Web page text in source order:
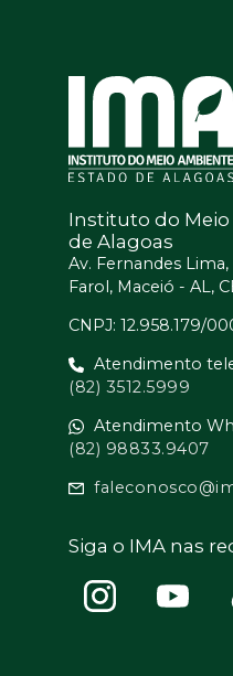
Instituto do
de Alagoas
Av. Fernandes Lima,
Farol, Maceió - AL,
CNPJ: 12.958.179/
Atendimento
(82) 3512.5999
Atendimento
(82) 98833.9407
Siga o IMA nas